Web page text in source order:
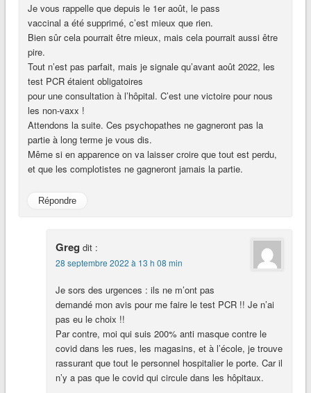
Je vous rappelle que depuis le 1er août, le pass
vaccinal a été supprimé, c’est mieux que rien.
Bien sûr cela pourrait être mieux, mais cela pourrait aussi être
pire.
Tout n’est pas parfait, mais je signale qu’avant août 2022, les
test PCR étaient obligatoires
pour une consultation à l’hôpital. C’est une victoire pour nous
les non-vaxx !
Attendons la suite. Ces psychopathes ne gagneront pas la
partie à long terme je vous dis.
Même si en apparence on va laisser croire que tout est perdu,
et que les complotistes ne gagneront jamais la partie.
Répondre
Greg dit :
28 septembre 2022 à 13 h 08 min
Je sors des urgences : ils ne m’ont pas
demandé mon avis pour me faire le test PCR !! Je n’ai
pas eu le choix !!
Par contre, moi qui suis 200% anti masque contre le
covid dans les rues, les magasins, et à l’école, je trouve
rassurant que tout le personnel hospitalier le porte. Car il
n’y a pas que le covid qui circule dans les hôpitaux.